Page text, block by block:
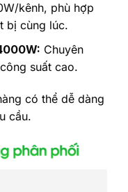
kênh, phù hợp
bị cùng lúc.
Chuyên
suất cao.
có thể dễ dàng
cầu.